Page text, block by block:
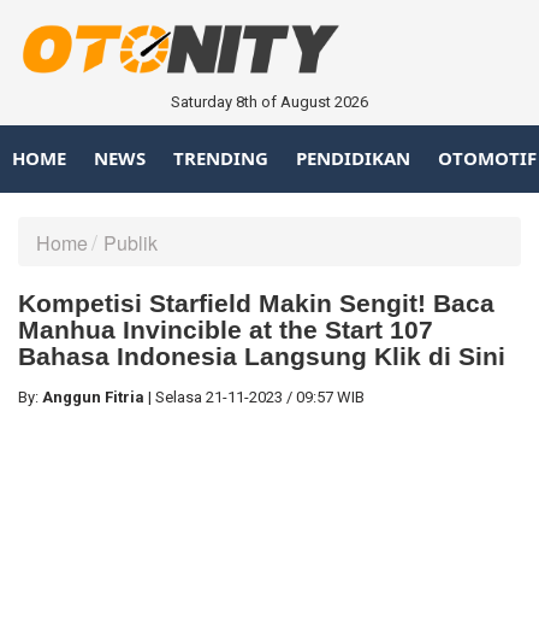
Saturday 8th of August 2026
HOME NEWS TRENDING PENDIDIKAN OTOMOTIF
Home Publik
Kompetisi Starfield Makin Sengit! Baca
Manhua Invincible at the Start 107
Bahasa Indonesia Langsung Klik di Sini
By: Anggun Fitria | Selasa 21-11-2023 / 09:57 WIB